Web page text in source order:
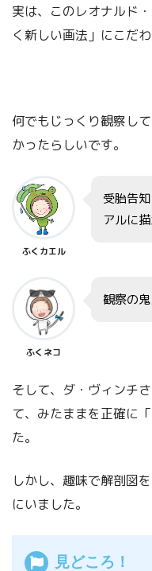
実は、このレオナルド
く新しい画法」にこだわ
何でもじっくり観察し
かったらしいです。
ふくカエル
受胎告
アルに
ふくネコ
観察の
そして、ダ・ヴィンチ
て、みたままを正確に
た。
しかし、趣味で解剖図
にいました。
見どころ！